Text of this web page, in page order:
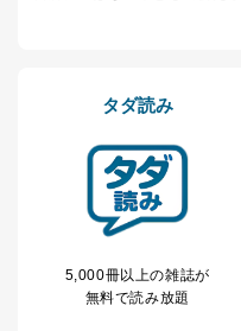
タダ読み
5,000冊以上の雑誌が
無料で読み放題